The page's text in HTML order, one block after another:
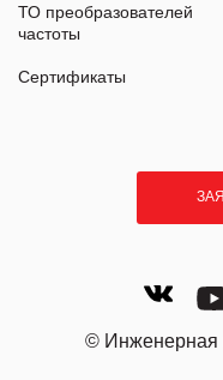
ТО преобразователей
частоты
Сертификаты
© Инженерная